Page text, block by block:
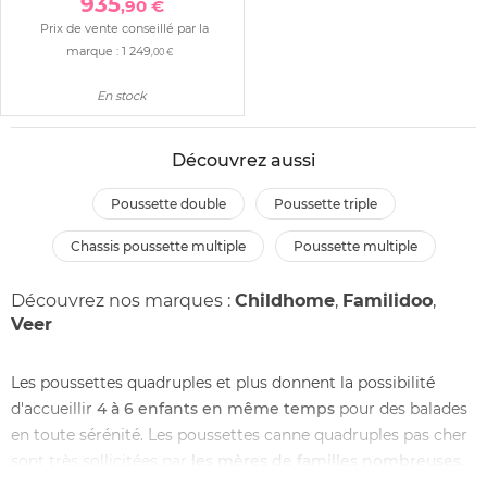
,90 €
Prix de vente conseillé par la
marque : 1 249,00 €
En stock
Découvrez aussi
poussette double poussette triple
chassis poussette multiple poussette multiple
Découvrez nos marques : Childhome, Familidoo,
Veer
Les poussettes quadruples et plus donnent la possibilité
d'accueillir 4 à 6 enfants en même temps pour des balades
en toute sérénité. Les poussettes canne quadruples pas cher
sont très sollicitées par
les mères de familles nombreuses,